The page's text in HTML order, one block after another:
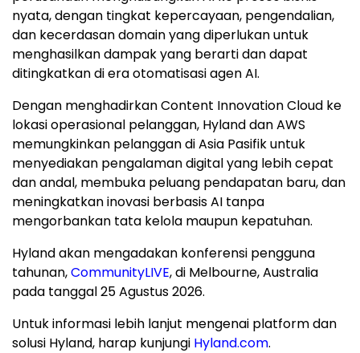
nyata, dengan tingkat kepercayaan, pengendalian,
dan kecerdasan domain yang diperlukan untuk
menghasilkan dampak yang berarti dan dapat
ditingkatkan di era otomatisasi agen AI.
Dengan menghadirkan Content Innovation Cloud ke
lokasi operasional pelanggan, Hyland dan AWS
memungkinkan pelanggan di Asia Pasifik untuk
menyediakan pengalaman digital yang lebih cepat
dan andal, membuka peluang pendapatan baru, dan
meningkatkan inovasi berbasis AI tanpa
mengorbankan tata kelola maupun kepatuhan.
Hyland akan mengadakan konferensi pengguna
tahunan,CommunityLIVE, di Melbourne, Australia
pada tanggal 25 Agustus 2026.
Untuk informasi lebih lanjut mengenai platform dan
solusi Hyland, harap kunjungi Hyland.com.